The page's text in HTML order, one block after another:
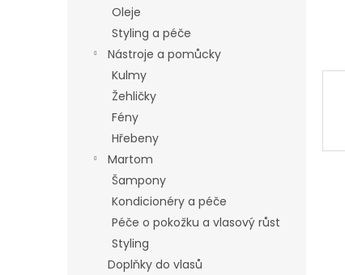
Oleje
Styling a péče
Nástroje a pomůcky
Kulmy
Žehličky
Fény
Hřebeny
Martom
Šampony
Kondicionéry a péče
Péče o pokožku a vlasový růst
Styling
Doplňky do vlasů